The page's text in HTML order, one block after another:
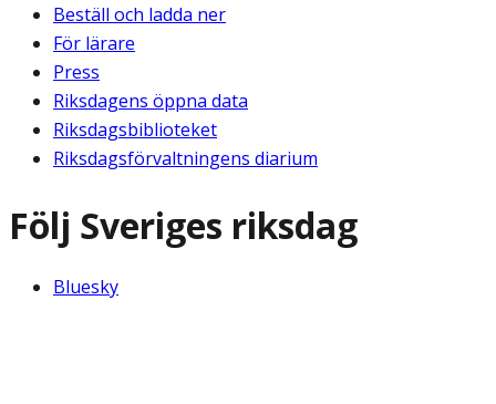
Beställ och ladda ner
För lärare
Press
Riksdagens öppna data
Riksdagsbiblioteket
Riksdagsförvaltningens diarium
Följ Sveriges riksdag
Bluesky